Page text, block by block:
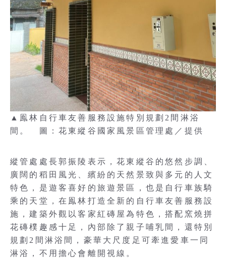
▲鳯林自行車友善服務設施特別規劃2間淋浴
間。 圖：花東縱谷國家風景區管理處／提供
縱管處處長郭振陵表示，花東縱谷的悠然步調、
廣闊的稻田風光、繽紛的天然景致與多元的人文
特色，是遊客喜好的旅遊景區，也是自行車族騎
乘的天堂，在鳯林打造全新的自行車友善服務設
施，建築外觀以客家紅磚屋為特色，搭配窯燒拼
花磚樸趣感十足，內部除了親子哺乳間，還特別
規劃2間淋浴間，豪華大尺度足可牽進愛車一同
淋浴，不用擔心會離開視線。